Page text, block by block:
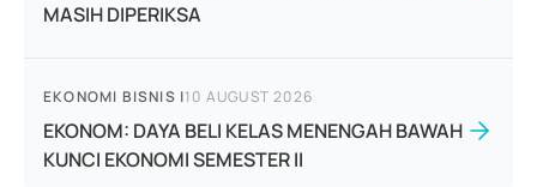
MASIH DIPERIKSA
EKONOMI BISNIS |10 AUGUST 2026
EKONOM: DAYA BELI KELAS MENENGAH BAWAH
KUNCI EKONOMI SEMESTER II